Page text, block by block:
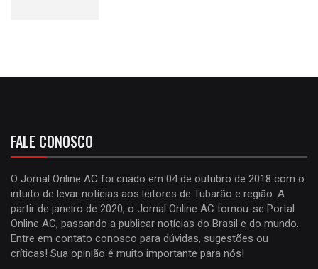
FALE CONOSCO
O Jornal Online AC foi criado em 04 de outubro de 2018 com o
intuito de levar notícias aos leitores de Tubarão e região. A
partir de janeiro de 2020, o Jornal Online AC tornou-se Portal
Online AC, passando a publicar notícias do Brasil e do mundo.
Entre em contato conosco para dúvidas, sugestões ou
críticas! Sua opinião é muito importante para nós!